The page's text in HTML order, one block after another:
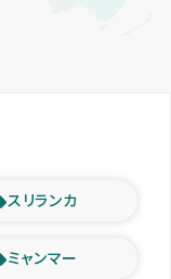
スリランカ
ミャンマー